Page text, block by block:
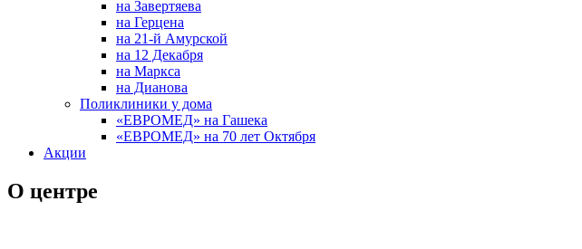
на Завертяева
на Герцена
на 21-й Амурской
на 12 Декабря
на Маркса
на Дианова
Поликлиники у дома
«ЕВРОМЕД» на Гашека
«ЕВРОМЕД» на 70 лет Октября
Акции
О центре